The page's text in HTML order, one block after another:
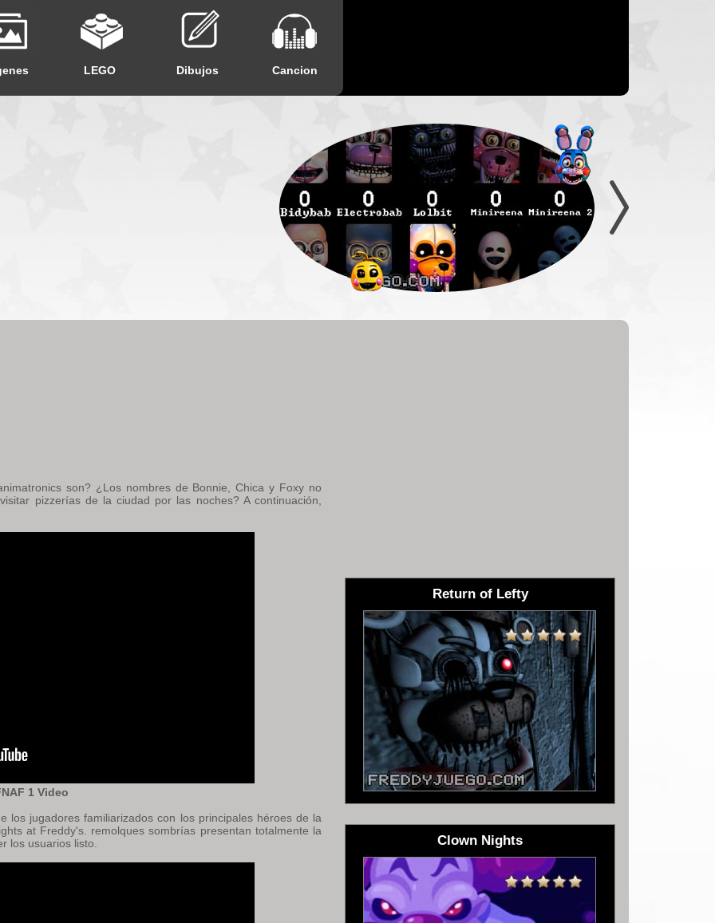
LEGO Dibujos Cancion
son? ¿Los nombres de Bonnie, Chica y Foxy no
pizzerías de la ciudad por las noches? A continuación,
1 Video
los jugadores familiarizados con los principales héroes de la
at Freddy's. remolques sombrías presentan totalmente la
los usuarios listo.
Return of Lefty
Clown Nights